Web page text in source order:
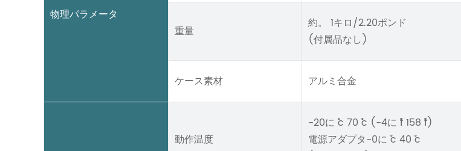
物理パラメータ
重量
約。 1キロ/2.20ポンド
(付属品なし)
ケース素材 アルミ合金
動作温度
-20に ˚c 70 ˚c (-4に ˚f 158 ˚f)
電源アダプタ-0に ˚c 40 ˚c